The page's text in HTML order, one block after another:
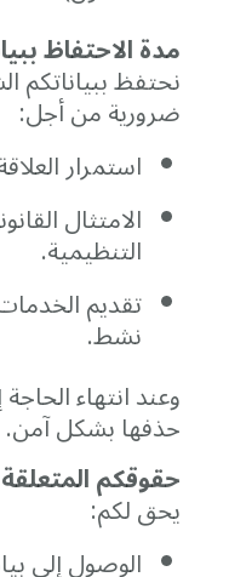
مدةالاحتفاظ
نحتفظببياناتكم
ضروريةمنأجل:
استمرار
الامتثال
التنظيمية.
تقديم
نشط.
وعندانتهاءالحاجة
حذفهابشكلآمن.
حقوقكمالمتعلقة
يحقلكم:
الوصولإلى